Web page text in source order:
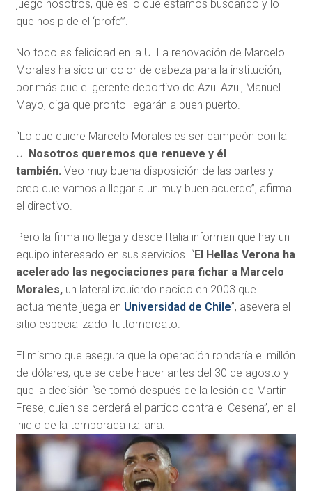
juego nosotros, que es lo que estamos buscando y lo
que nos pide el ‘profe’”.
No todo es felicidad en la U. La renovación de Marcelo
Morales ha sido un dolor de cabeza para la institución,
por más que el gerente deportivo de Azul Azul, Manuel
Mayo, diga que pronto llegarán a buen puerto.
“Lo que quiere Marcelo Morales es ser campeón con la
U. Nosotros queremos que renueve y él
también. Veo muy buena disposición de las partes y
creo que vamos a llegar a un muy buen acuerdo”, afirma
el directivo.
Pero la firma no llega y desde Italia informan que hay un
equipo interesado en sus servicios. “El Hellas Verona ha
acelerado las negociaciones para fichar a Marcelo
Morales,un lateral izquierdo nacido en 2003 que
actualmente juega en Universidad de Chile”, asevera el
sitio especializado Tuttomercato.
El mismo que asegura que la operación rondaría el millón
de dólares, que se debe hacer antes del 30 de agosto y
que la decisión “se tomó después de la lesión de Martin
Frese, quien se perderá el partido contra el Cesena”, en el
inicio de la temporada italiana.